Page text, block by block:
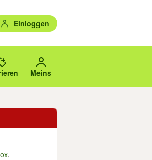
Einloggen
auswählen.
mit den Pfeiltasten nach oben/
PLZ. Meins
,